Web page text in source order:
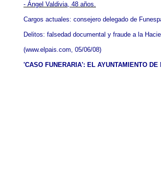
- Ángel Valdivia, 48 años.
Cargos actuales: consejero delegado de
Delitos: falsedad documental y fraude a la
(www.elpais.com, 05/06/08)
'CASO FUNERARIA': EL AYUNTAMIENTO